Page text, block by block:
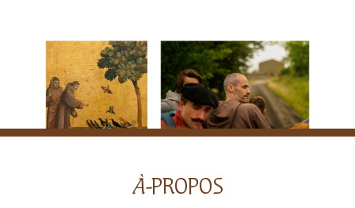
À-PROPOS